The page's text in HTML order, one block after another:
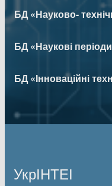
БД «Науково-
БД «Наукові
БД «Інноваційні
УкрІНТЕІ